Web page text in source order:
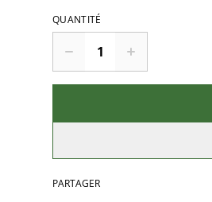
QUANTITÉ
PARTAGER